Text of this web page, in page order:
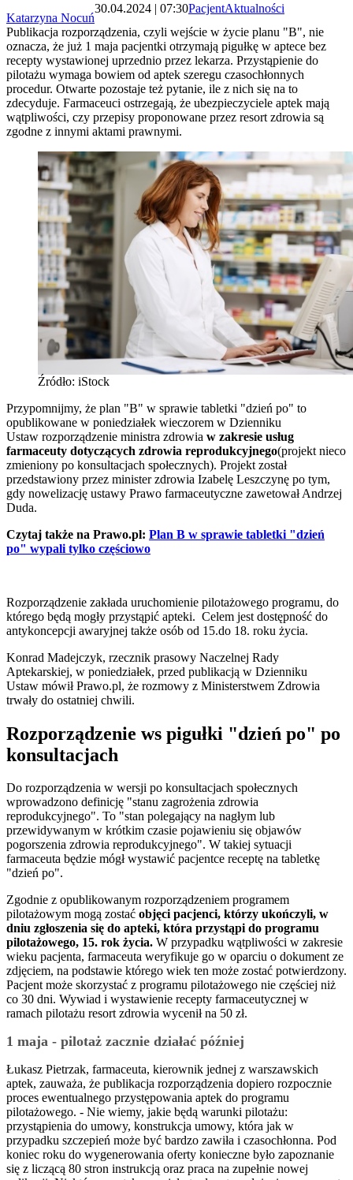
Katarzyna Nocuń
30.04.2024 | 07:30PacjentAktualności
Publikacja rozporządzenia, czyli wejście w życie planu "B", nie
oznacza, że już 1 maja pacjentki otrzymają pigułkę w aptece bez
recepty wystawionej uprzednio przez lekarza. Przystąpienie do
pilotażu wymaga bowiem od aptek szeregu czasochłonnych
procedur. Otwarte pozostaje też pytanie, ile z nich się na to
zdecyduje. Farmaceuci ostrzegają, że ubezpieczyciele aptek mają
wątpliwości, czy przepisy proponowane przez resort zdrowia są
zgodne z innymi aktami prawnymi.
Źródło: iStock
Przypomnijmy, że plan "B" w sprawie tabletki "dzień po" to
opublikowane w poniedziałek wieczorem w Dzienniku
Ustaw rozporządzenie ministra zdrowia w zakresie usług
farmaceuty dotyczących zdrowia reprodukcyjnego(projekt nieco
zmieniony po konsultacjach społecznych). Projekt został
przedstawiony przez minister zdrowia Izabelę Leszczynę po tym,
gdy nowelizację ustawy Prawo farmaceutyczne zawetował Andrzej
Duda.
Czytaj także na Prawo.pl: Plan B w sprawie tabletki "dzień
po" wypali tylko częściowo
Rozporządzenie zakłada uruchomienie pilotażowego programu, do
którego będą mogły przystąpić apteki. Celem jest dostępność do
antykoncepcji awaryjnej także osób od 15.do 18. roku życia.
Konrad Madejczyk, rzecznik prasowy Naczelnej Rady
Aptekarskiej, w poniedziałek, przed publikacją w Dzienniku
Ustaw mówił Prawo.pl, że rozmowy z Ministerstwem Zdrowia
trwały do ostatniej chwili.
Rozporządzenie ws pigułki "dzień po" po
konsultacjach
Do rozporządzenia w wersji po konsultacjach społecznych
wprowadzono definicję "stanu zagrożenia zdrowia
reprodukcyjnego". To "stan polegający na nagłym lub
przewidywanym w krótkim czasie pojawieniu się objawów
pogorszenia zdrowia reprodukcyjnego". W takiej sytuacji
farmaceuta będzie mógł wystawić pacjentce receptę na tabletkę
"dzień po".
Zgodnie z opublikowanym rozporządzeniem programem
pilotażowym mogą zostać objęci pacjenci, którzy ukończyli, w
dniu zgłoszenia się do apteki, która przystąpi do programu
pilotażowego, 15. rok życia. W przypadku wątpliwości w zakresie
wieku pacjenta, farmaceuta weryfikuje go w oparciu o dokument ze
zdjęciem, na podstawie którego wiek ten może zostać potwierdzony.
Pacjent może skorzystać z programu pilotażowego nie częściej niż
co 30 dni. Wywiad i wystawienie recepty farmaceutycznej w
ramach pilotażu resort zdrowia wycenił na 50 zł.
1 maja - pilotaż zacznie działać później
Łukasz Pietrzak, farmaceuta, kierownik jednej z warszawskich
aptek, zauważa, że publikacja rozporządzenia dopiero rozpocznie
proces ewentualnego przystępowania aptek do programu
pilotażowego. - Nie wiemy, jakie będą warunki pilotażu:
przystąpienia do umowy, konstrukcja umowy, która jak w
przypadku szczepień może być bardzo zawiła i czasochłonna. Pod
koniec roku do wygenerowania oferty konieczne było zapoznanie
się z liczącą 80 stron instrukcją oraz praca na zupełnie nowej